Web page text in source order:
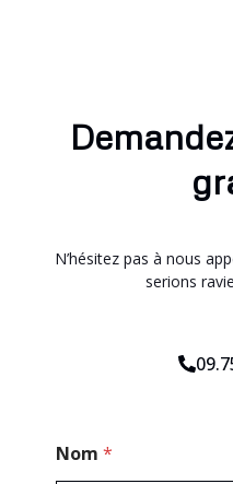
N’hésitez pas à nous
serions
Nom *